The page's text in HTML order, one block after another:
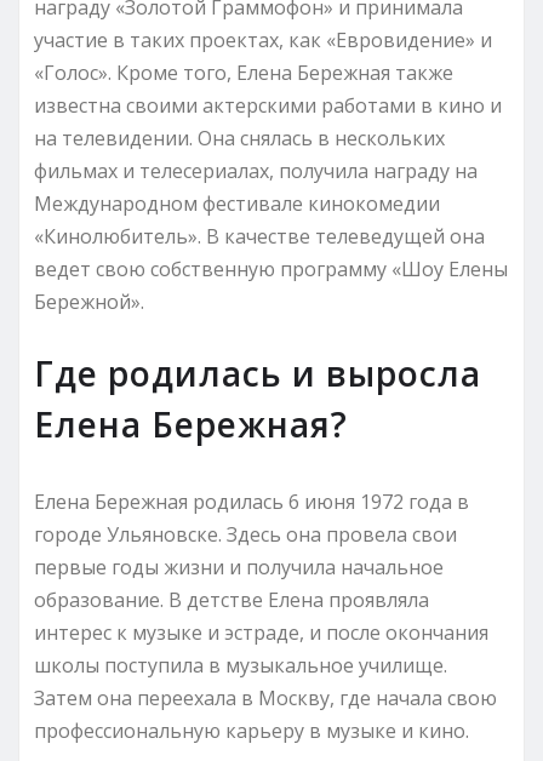
награду «Золотой Граммофон» и принимала
участие в таких проектах, как «Евровидение» и
«Голос». Кроме того, Елена Бережная также
известна своими актерскими работами в кино и
на телевидении. Она снялась в нескольких
фильмах и телесериалах, получила награду на
Международном фестивале кинокомедии
«Кинолюбитель». В качестве телеведущей она
ведет свою собственную программу «Шоу Елены
Бережной».
Где родилась и выросла
Елена Бережная?
Елена Бережная родилась 6 июня 1972 года в
городе Ульяновске. Здесь она провела свои
первые годы жизни и получила начальное
образование. В детстве Елена проявляла
интерес к музыке и эстраде, и после окончания
школы поступила в музыкальное училище.
Затем она переехала в Москву, где начала свою
профессиональную карьеру в музыке и кино.